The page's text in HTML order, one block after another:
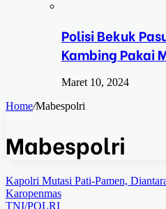
Polisi Bekuk
Kambing Pakai
Maret 10, 2024
Home/Mabespolri
Mabespolri
Kapolri Mutasi Pati-Pamen,
Karopenmas
TNI/POLRI